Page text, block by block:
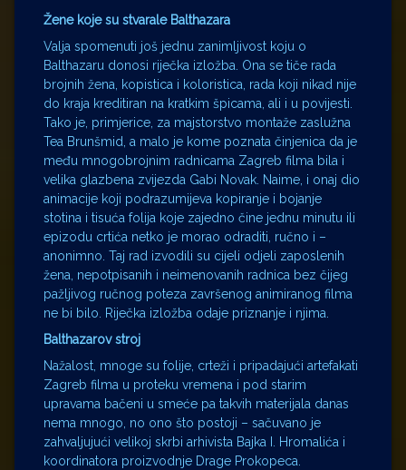
Žene koje su stvarale Balthazara
Valja spomenuti još jednu zanimljivost koju o
Balthazaru donosi riječka izložba. Ona se tiče rada
brojnih žena, kopistica i koloristica, rada koji nikad nije
do kraja kreditiran na kratkim špicama, ali i u povijesti.
Tako je, primjerice, za majstorstvo montaže zaslužna
Tea Brunšmid, a malo je kome poznata činjenica da je
među mnogobrojnim radnicama Zagreb filma bila i
velika glazbena zvijezda Gabi Novak. Naime, i onaj dio
animacije koji podrazumijeva kopiranje i bojanje
stotina i tisuća folija koje zajedno čine jednu minutu ili
epizodu crtića netko je morao odraditi, ručno i –
anonimno. Taj rad izvodili su cijeli odjeli zaposlenih
žena, nepotpisanih i neimenovanih radnica bez čijeg
pažljivog ručnog poteza završenog animiranog filma
ne bi bilo. Riječka izložba odaje priznanje i njima.
Balthazarov stroj
Nažalost, mnoge su folije, crteži i pripadajući artefakati
Zagreb filma u proteku vremena i pod starim
upravama bačeni u smeće pa takvih materijala danas
nema mnogo, no ono što postoji – sačuvano je
zahvaljujući velikoj skrbi arhivista Bajka I. Hromalića i
koordinatora proizvodnje Drage Prokopeca.